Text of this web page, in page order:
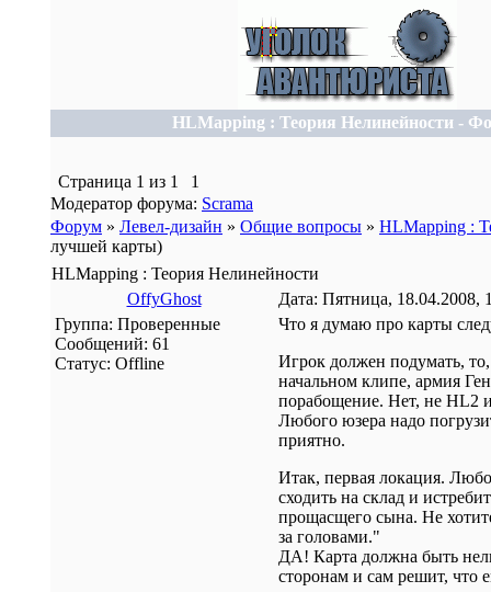
HLMapping : Теория Нелинейности -
Страница 1 из 1
1
Модератор форума: Scrama
Форум » Левел-дизайн » Общие вопросы » HLMapping :
лучшей карты)
HLMapping : Теория Нелинейности
OffyGhost
Дата: Пятница,
Группа: Проверенные
Сообщений: 61
Статус: Offline
Что я думаю про карты
Игрок должен подумать,
начальном клипе, армия
порабощение. Нет, не HL2
Любого юзера надо
приятно.
Итак, первая локация.
сходить на склад и
прощасщего сына. Не
за головами."
ДА! Карта должна быть
сторонам и сам решит, что